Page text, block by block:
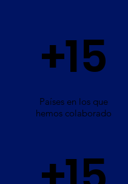
+15
Países en los que
hemos colaborado